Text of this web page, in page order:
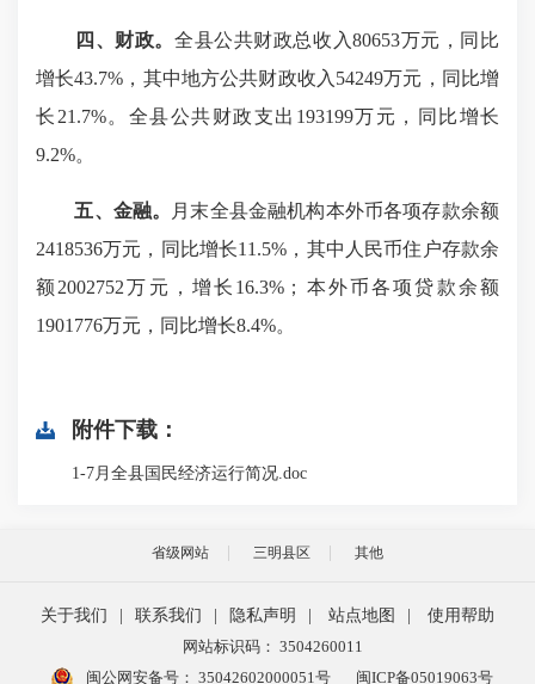
四、财政。全县公共财政总收入80653万元，同比
增长43.7%，其中地方公共财政收入54249万元，同比增
长21.7%。全县公共财政支出193199万元，同比增长
9.2%。
五、金融。
月末全县金融机构本外币各项存款余额
2418536万元，同比增长11.5%，其中人民币住户存款余
额2002752万元，增长16.3%；本外币各项贷款余额
1901776万元，同比增长8.4%。
附件下载：
1-7月全县国民经济运行简况.doc
省级网站 三明县区 其他
关于我们 联系我们 隐私声明 站点地图
使用帮助
网站标识码： 3504260011
闽公网安备号： 35042602000051号 闽ICP备05019063号